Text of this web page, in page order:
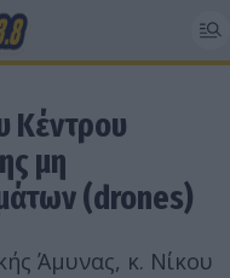
Κέντρου
μη
(drones)
Άμυνας, κ. Νίκου